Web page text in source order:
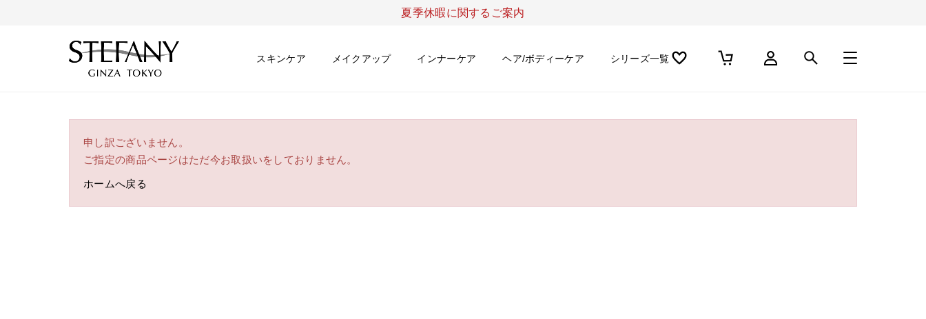
夏季休暇に関するご案内
スキンケア メイクアップ インナーケア ヘア/ボディーケア シリーズ一覧
申し訳ございません。
ご指定の商品ページはただ今お取扱いをしておりません。
ホームへ戻る